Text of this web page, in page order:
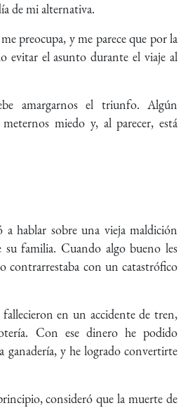
de mi alternativa.
preocupa, y me parece que por la
evitar el asunto durante el viaje al
amargarnos el triunfo. Algún
miedo y, al parecer, está
a hablar sobre una vieja maldición
su familia. Cuando algo bueno les
contrarrestaba con un catastrófico
en un accidente de tren,
Con ese dinero he podido
ganadería, y he logrado convertirte
consideró que la muerte de